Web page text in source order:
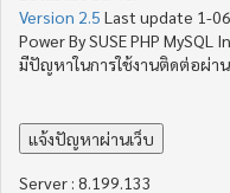
Version 2.5 Last update 1-
Power By SUSE PHP
มีปัญหาในการใช้งานติดต่อผ่า
Server : 8.199.133